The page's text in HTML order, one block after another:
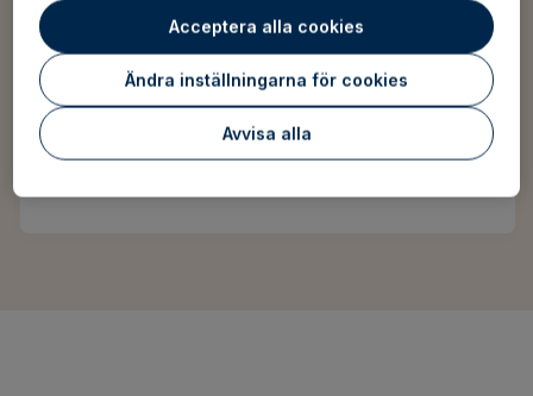
Öppenhet och transparens
Vi rapporterar regelbundet om vår verksamhet
får att möjliggöra en dialog om hanteringen av
Acceptera alla cookies
Ändra inställningarna för cookies
Avvisa alla